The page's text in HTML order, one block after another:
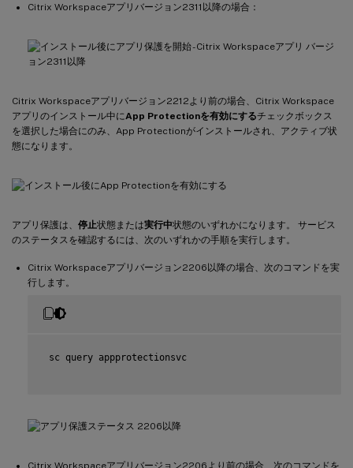
Citrix Workspaceアプリバージョン2311以降の場合：
Citrix Workspaceアプリバージョン2212より前の場合、Citrix Workspace
アプリのインストール中にApp Protectionを有効にするチェックボックス
を選択した場合にのみ、App Protectionがインストールされ、アクティブ状
態になります。
アプリ保護は、 停止状態または実行中状態のいずれかになります。 サービス
のステータスを確認するには、次のいずれかの手順を実行します。
Citrix Workspaceアプリバージョン2206以降の場合、次のコマンドを実
行します。
sc query appprotectionsvc
Citrix Workspaceアプリバージョン2206より前の場合、次のコマンドを